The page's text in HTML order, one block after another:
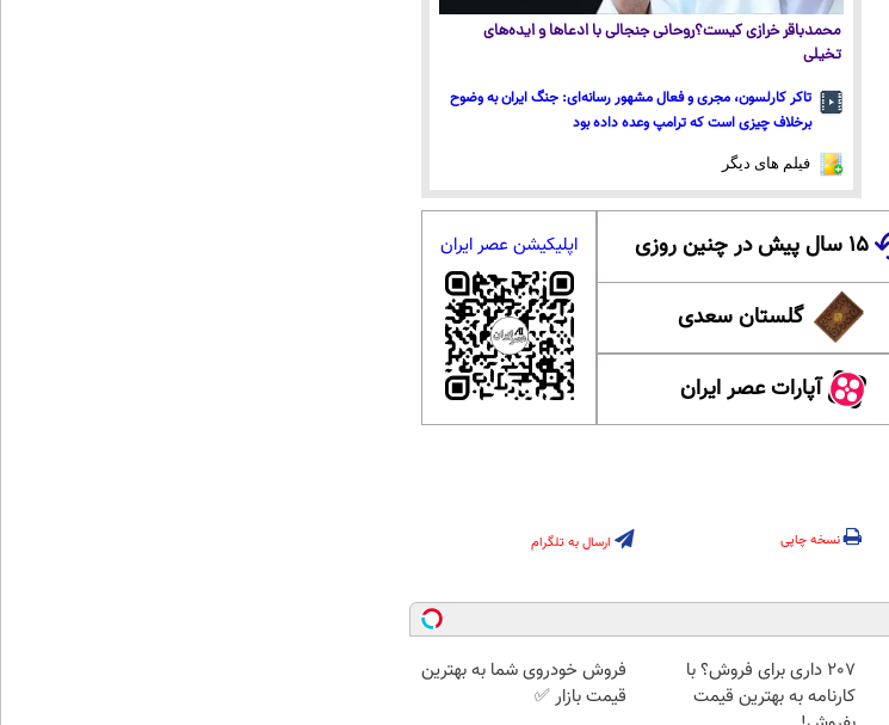
محمدباقر خرازی کیست؟روحانی جنجالی با ادعاها و ایده‌های
تخیلی
تاکر کارلسون، مجری و فعال مشهور رسانه‌ای: جنگ ایران به وضوح
برخلاف چیزی است که ترامپ وعده داده بود
فیلم های دیگر
۱۵ سال پیش در چنین روزی
گلستان سعدی
آپارات عصر ایران
اپلیکیشن عصر ایران
نسخه چاپی ارسال به تلگرام
207 داری برای فروش؟ با
کارنامه به بهترین قیمت
فروش خودروی شما به بهترین
قیمت بازار ✅